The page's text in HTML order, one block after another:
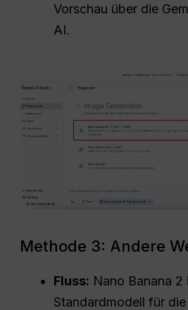
Vorschau über die
AI.
Methode 3: Andere
Fluss: Nano Banana 2
Standardmodell für